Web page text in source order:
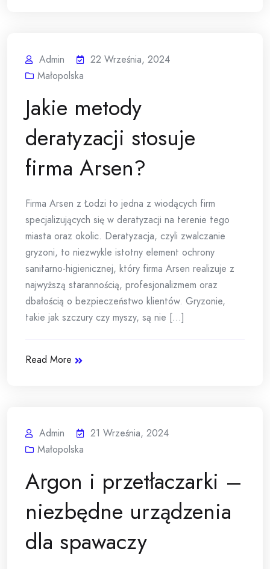
Admin
22 Września, 2024
Małopolska
Jakie metody
deratyzacji stosuje
firma Arsen?
Firma Arsen z Łodzi to jedna z wiodących firm
specjalizujących się w deratyzacji na terenie tego
miasta oraz okolic. Deratyzacja, czyli zwalczanie
gryzoni, to niezwykle istotny element ochrony
sanitarno-higienicznej, który firma Arsen realizuje z
najwyższą starannością, profesjonalizmem oraz
dbałością o bezpieczeństwo klientów. Gryzonie,
takie jak szczury czy myszy, są nie [...]
Read More
Admin
21 Września, 2024
Małopolska
Argon i przetłaczarki –
niezbędne urządzenia
dla spawaczy